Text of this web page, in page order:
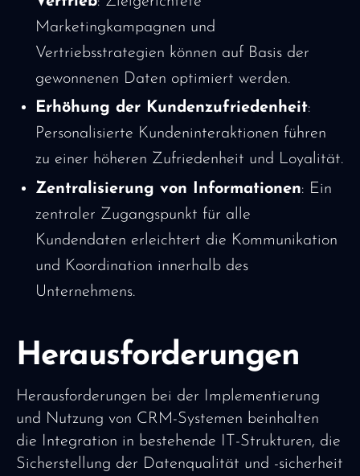
Marketingkampagnen und
Vertriebsstrategien können auf Basis der
gewonnenen Daten optimiert werden.
Erhöhung der Kundenzufriedenheit:
Personalisierte Kundeninteraktionen führen
zu einer höheren Zufriedenheit und Loyalität.
Zentralisierung von Informationen: Ein
zentraler Zugangspunkt für alle
Kundendaten erleichtert die Kommunikation
und Koordination innerhalb des
Unternehmens.
Herausforderungen
Herausforderungen bei der Implementierung
und Nutzung von CRM-Systemen beinhalten
die Integration in bestehende IT-Strukturen, die
Sicherstellung der Datenqualität und -sicherheit